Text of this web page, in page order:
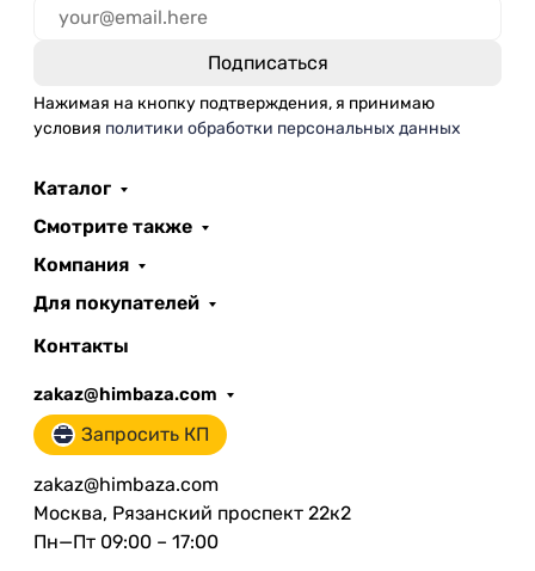
Нажимая на кнопку подтверждения, я принимаю
условия политики обработки персональных данных
Каталог
Смотрите также
Компания
Для покупателей
Контакты
zakaz@himbaza.com
Запросить КП
zakaz@himbaza.com
Москва, Рязанский проспект 22к2
Пн—Пт 09:00 – 17:00